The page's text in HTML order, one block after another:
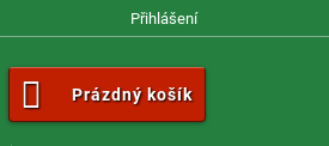
Přihlášení
NÁKUPNÍ
KOŠÍK
Prázdný košík